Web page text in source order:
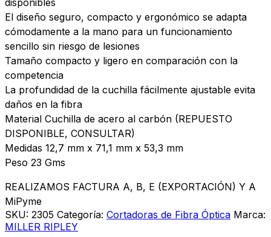
El diseño seguro, compacto y ergonómico se adapta
cómodamente a la mano para un funcionamiento
sencillo sin riesgo de lesiones
Tamaño compacto y ligero en comparación con la
competencia
La profundidad de la cuchilla fácilmente ajustable evita
daños en la fibra
Material Cuchilla de acero al carbón (REPUESTO
DISPONIBLE, CONSULTAR)
Medidas 12,7 mm x 71,1 mm x 53,3 mm
Peso 23 Gms
REALIZAMOS FACTURA A, B, E (EXPORTACIÓN) Y A
MiPyme
SKU: 2305 Categoría: Cortadoras de Fibra Óptica Marca:
MILLER RIPLEY